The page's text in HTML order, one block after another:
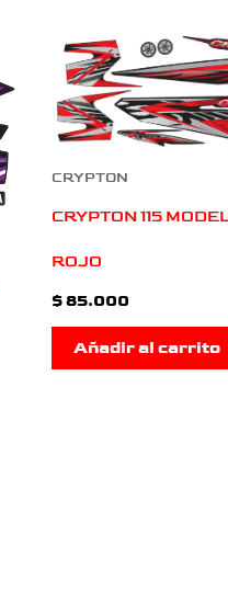
CRYPTON
CRYPTON 115
ROJO
$85.000
Añadir al carrito